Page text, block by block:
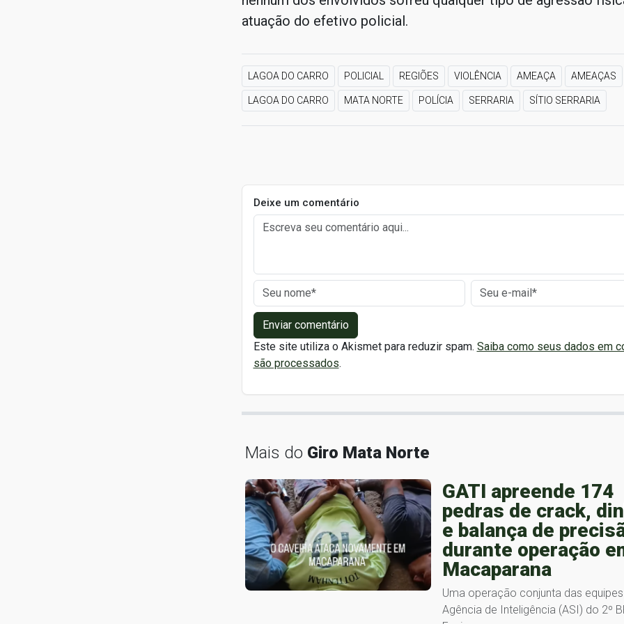
atuação do efetivo policial.
LAGOA DO CARRO POLICIAL REGIÕES VIOLÊNCIA AMEAÇA AMEAÇAS
LAGOA DO CARRO MATA NORTE POLÍCIA SERRARIA SÍTIO SERRARIA
Deixe um comentário
Enviar comentário
Este site utiliza o Akismet para reduzir spam. Saiba como seus dados em
são processados.
Mais do Giro Mata Norte
GATI apreende 174
pedras de crack,
e balança de
durante operação
Macaparana
Uma operação conjunta das equipes
Agência de Inteligência (ASI) do 2º